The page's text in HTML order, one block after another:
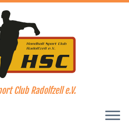
Club Radolfzell e.V.